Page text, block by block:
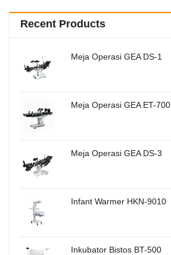
Recent Products
Meja Operasi GEA DS-1
Meja Operasi GEA ET-700
Meja Operasi GEA DS-3
Infant Warmer HKN-9010
Inkubator Bistos BT-500